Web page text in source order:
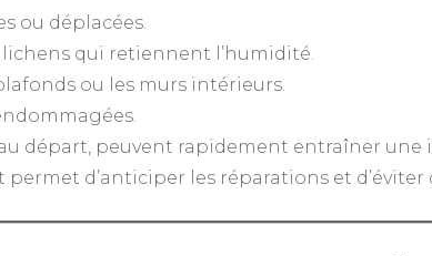
ou déplacées.
lichens qui retiennent l’humidité.
ou les murs intérieurs.
départ, peuvent rapidement entraîner
d’anticiper les réparations et